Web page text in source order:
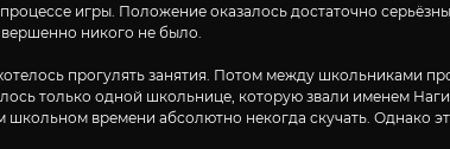
игры. Положение оказалось достаточно
никого не было.
прогулять занятия. Потом между школьниками
только одной школьнице, которую звали именем
времени абсолютно некогда скучать. Однако